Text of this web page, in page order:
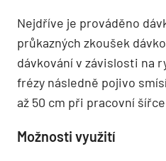
Nejdříve je prováděno
průkazných zkoušek
dávkování v závislosti na
frézy následně pojivo
až 50 cm při pracovní
Možnosti využití